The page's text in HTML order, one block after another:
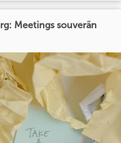
Meetings souverän